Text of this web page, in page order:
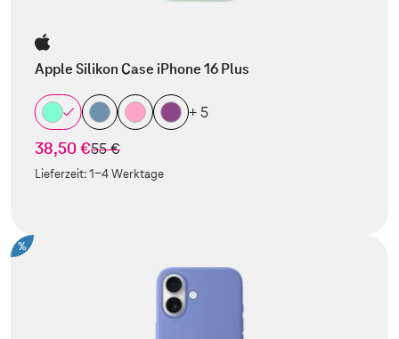
Apple Silikon Case iPhone 16 Plus
+ 5
38,50 €statt
55 €
Lieferzeit:1-4 Werktage
%